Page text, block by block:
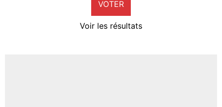
VOTER
Voir les résultats